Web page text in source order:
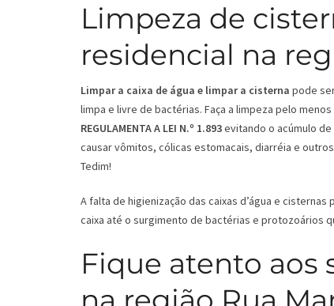
Limpeza de
residencial na
Limpar a caixa de água e limpar a cisterna pode
limpa e livre de bactérias. Faça a limpeza pelo
REGULAMENTA A LEI N.º 1.893evitando o acúmulo
causar vômitos, cólicas estomacais, diarréia e
Tedim!
A falta de higienização das caixas d’água e
caixa até o surgimento de bactérias e protozoários
Fique atento